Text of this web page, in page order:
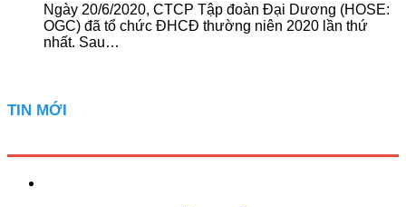
Ngày 20/6/2020, CTCP Tập đoàn Đại Dương (HOSE:
OGC) đã tổ chức ĐHCĐ thường niên 2020 lần thứ
nhất. Sau…
TIN MỚI